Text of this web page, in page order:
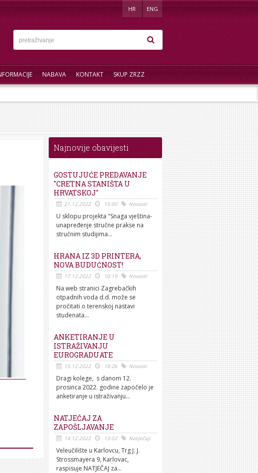
HR ENG
NABAVA KONTAKT SKUP ZRZZ
Najnovije obavijesti
GOSTUJUĆE PREDAVANJE
"CRETNA STANIŠTA U
HRVATSKOJ"
21.12.2022 15:00 Novosti
U sklopu projekta "Snaga vještina-
unapređenje stručne prakse na
stručnim studijima...
HRANA IZ 3D PRINTERA,
NOVA BUDUĆNOST!
17.12.2022 10:19 Novosti
Na web stranici Zagrebačkih
otpadnih voda d.d. može se
pročitati o terenskoj nastavi
studenata...
ANKETIRANJE U
ISTRAŽIVANJU
EUROGRADUATE
15.12.2022 18:26 Novosti
Dragi kolege, s danom 12.
prosinca 2022. godine započelo je
anketiranje u istraživanju...
NATJEČAJ ZA
ZAPOŠLJAVANJE
14.12.2022 13:02 Natječaji
Veleučilište u Karlovcu, Trg J. J.
Strossmayera 9, Karlovac,
raspisuje NATJEČAJ za...